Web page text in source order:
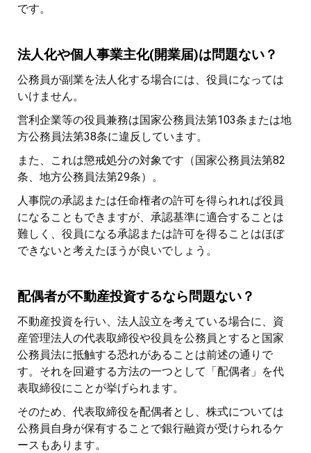
です。
法人化や個人事業主化(開業届)は問題ない？
公務員が副業を法人化する場合には、役員になっては
いけません。
営利企業等の役員兼務は国家公務員法第103条または地
方公務員法第38条に違反しています。
また、これは懲戒処分の対象です（国家公務員法第82
条、地方公務員法第29条）。
人事院の承認または任命権者の許可を得られれば役員
になることもできますが、承認基準に適合することは
難しく、役員になる承認または許可を得ることはほぼ
できないと考えたほうが良いでしょう。
配偶者が不動産投資するなら問題ない？
不動産投資を行い、法人設立を考えている場合に、資
産管理法人の代表取締役や役員を公務員とすると国家
公務員法に抵触する恐れがあることは前述の通りで
す。それを回避する方法の一つとして「配偶者」を代
表取締役にことが挙げられます。
そのため、代表取締役を配偶者とし、株式については
公務員自身が保有することで銀行融資が受けられるケ
ースもあります。